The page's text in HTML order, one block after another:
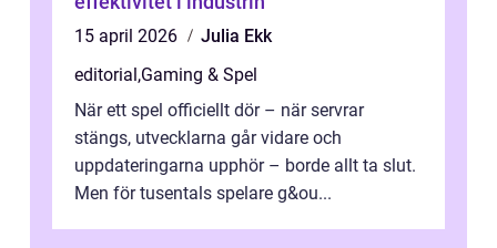
15 april 2026
Julia Ekk
editorial,Gaming & Spel
När ett spel officiellt dör – när servrar
stängs, utvecklarna går vidare och
uppdateringarna upphör – borde allt ta slut.
Men för tusentals spelare g&ou...